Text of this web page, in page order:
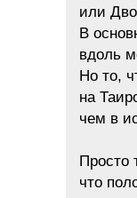
или
В
вдоль
Но то,
на
чем в
Просто
что